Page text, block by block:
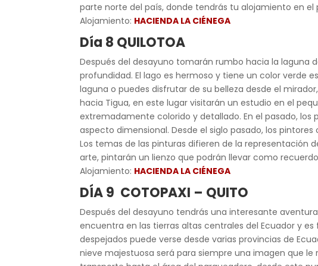
parte norte del país, donde tendrás tu alojamiento en el
Alojamiento: HACIENDA LA CIÉNEGA
Día 8 QUILOTOA
Después del desayuno tomarán rumbo hacia la laguna
profundidad. El lago es hermoso y tiene un color verde
laguna o puedes disfrutar de su belleza desde el
hacia Tigua, en este lugar visitarán un estudio en el
extremadamente colorido y detallado. En el pasado,
aspecto dimensional. Desde el siglo pasado, los
Los temas de las pinturas difieren de la representación
arte, pintarán un lienzo que podrán llevar como
Alojamiento: HACIENDA LA CIÉNEGA
DÍA 9 COTOPAXI – QUITO
Después del desayuno tendrás una interesante
encuentra en las tierras altas centrales del Ecuador y
despejados puede verse desde varias provincias de
nieve majestuosa será para siempre una imagen que le